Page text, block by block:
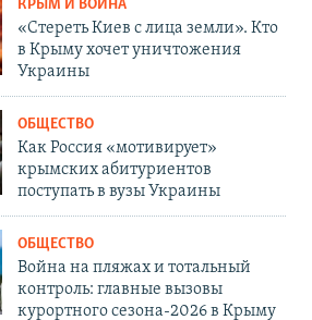
КРЫМ И ВОЙНА
«Стереть Киев с лица земли». Кто
в Крыму хочет уничтожения
Украины
ОБЩЕСТВО
Как Россия «мотивирует»
крымских абитуриентов
поступать в вузы Украины
ОБЩЕСТВО
Война на пляжах и тотальный
контроль: главные вызовы
курортного сезона-2026 в Крыму